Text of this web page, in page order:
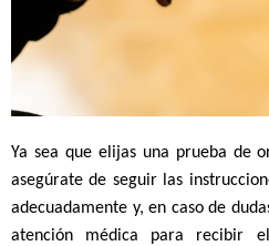
Ya sea que elijas una prueba de
asegúrate de seguir las
adecuadamente y, en caso de
atención médica para recibir